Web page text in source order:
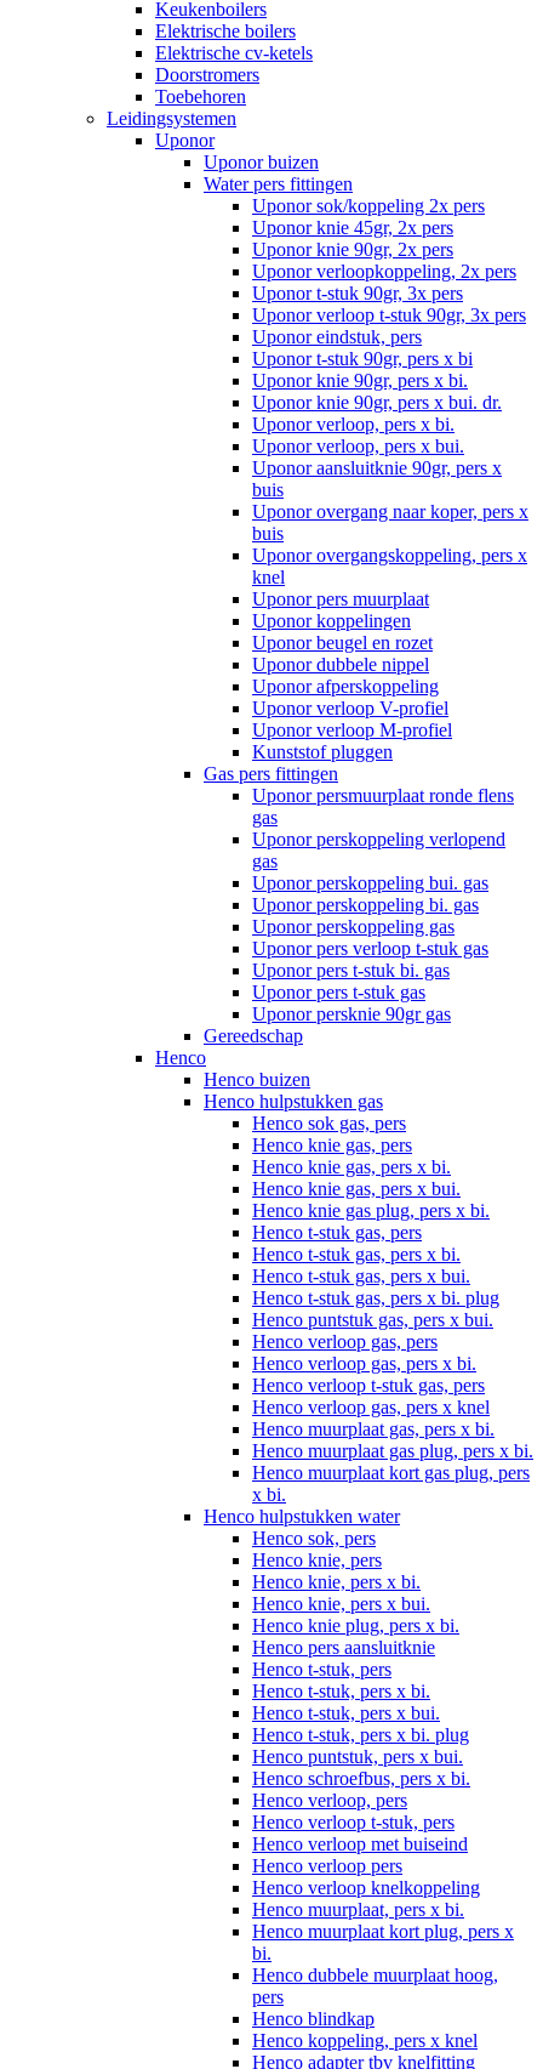
Keukenboilers
Elektrische boilers
Elektrische cv-ketels
Doorstromers
Toebehoren
Leidingsystemen
Uponor
Uponor buizen
Water pers fittingen
Uponor sok/koppeling 2x pers
Uponor knie 45gr, 2x pers
Uponor knie 90gr, 2x pers
Uponor verloopkoppeling, 2x pers
Uponor t-stuk 90gr, 3x pers
Uponor verloop t-stuk 90gr, 3x pers
Uponor eindstuk, pers
Uponor t-stuk 90gr, pers x bi
Uponor knie 90gr, pers x bi.
Uponor knie 90gr, pers x bui. dr.
Uponor verloop, pers x bi.
Uponor verloop, pers x bui.
Uponor aansluitknie 90gr, pers x
buis
Uponor overgang naar koper, pers x
buis
Uponor overgangskoppeling, pers x
knel
Uponor pers muurplaat
Uponor koppelingen
Uponor beugel en rozet
Uponor dubbele nippel
Uponor afperskoppeling
Uponor verloop V-profiel
Uponor verloop M-profiel
Kunststof pluggen
Gas pers fittingen
Uponor persmuurplaat ronde flens
gas
Uponor perskoppeling verlopend
gas
Uponor perskoppeling bui. gas
Uponor perskoppeling bi. gas
Uponor perskoppeling gas
Uponor pers verloop t-stuk gas
Uponor pers t-stuk bi. gas
Uponor pers t-stuk gas
Uponor persknie 90gr gas
Gereedschap
Henco
Henco buizen
Henco hulpstukken gas
Henco sok gas, pers
Henco knie gas, pers
Henco knie gas, pers x bi.
Henco knie gas, pers x bui.
Henco knie gas plug, pers x bi.
Henco t-stuk gas, pers
Henco t-stuk gas, pers x bi.
Henco t-stuk gas, pers x bui.
Henco t-stuk gas, pers x bi. plug
Henco puntstuk gas, pers x bui.
Henco verloop gas, pers
Henco verloop gas, pers x bi.
Henco verloop t-stuk gas, pers
Henco verloop gas, pers x knel
Henco muurplaat gas, pers x bi.
Henco muurplaat gas plug, pers x bi.
Henco muurplaat kort gas plug, pers
x bi.
Henco hulpstukken water
Henco sok, pers
Henco knie, pers
Henco knie, pers x bi.
Henco knie, pers x bui.
Henco knie plug, pers x bi.
Henco pers aansluitknie
Henco t-stuk, pers
Henco t-stuk, pers x bi.
Henco t-stuk, pers x bui.
Henco t-stuk, pers x bi. plug
Henco puntstuk, pers x bui.
Henco schroefbus, pers x bi.
Henco verloop, pers
Henco verloop t-stuk, pers
Henco verloop met buiseind
Henco verloop pers
Henco verloop knelkoppeling
Henco muurplaat, pers x bi.
Henco muurplaat kort plug, pers x
bi.
Henco dubbele muurplaat hoog,
pers
Henco blindkap
Henco koppeling, pers x knel
Henco adapter tbv knelfitting